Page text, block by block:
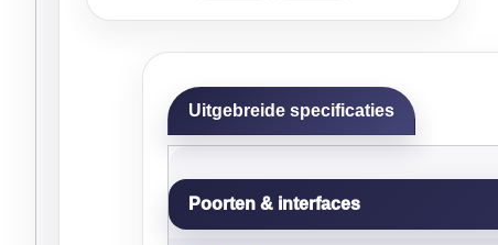
Uitgebreide specificaties
Poorten & interfaces